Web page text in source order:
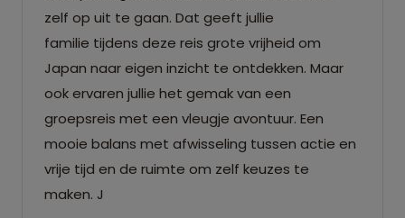
zelf op uit te gaan. Dat geeft jullie
familie tijdens deze reis grote vrijheid om
Japan naar eigen inzicht te ontdekken. Maar
ook ervaren jullie het gemak van een
groepsreis met een vleugje avontuur. Een
mooie balans met afwisseling tussen actie en
vrije tijd en de ruimte om zelf keuzes te
maken. J